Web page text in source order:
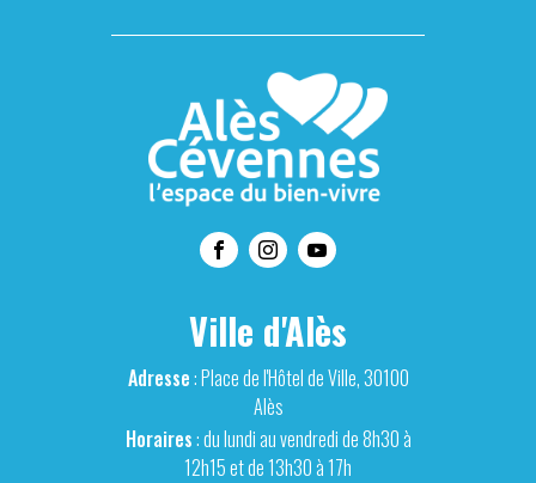
Ville d'Alès
Adresse: Place de l'Hôtel de Ville, 30100
Alès
Horaires: du lundi au vendredi de 8h30 à
12h15 et de 13h30 à 17h